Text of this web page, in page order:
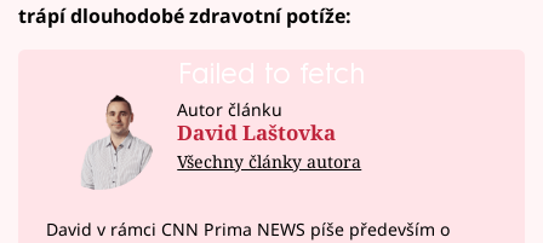
trápí dlouhodobé zdravotní potíže:
Failed to fetch
Autor článku
David Laštovka
Všechny články autora
David v rámci CNN Prima NEWS píše především o